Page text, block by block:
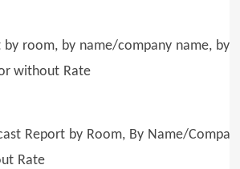
by room, by name/company name, by
without Rate
Report by Room, By Name/
Rate